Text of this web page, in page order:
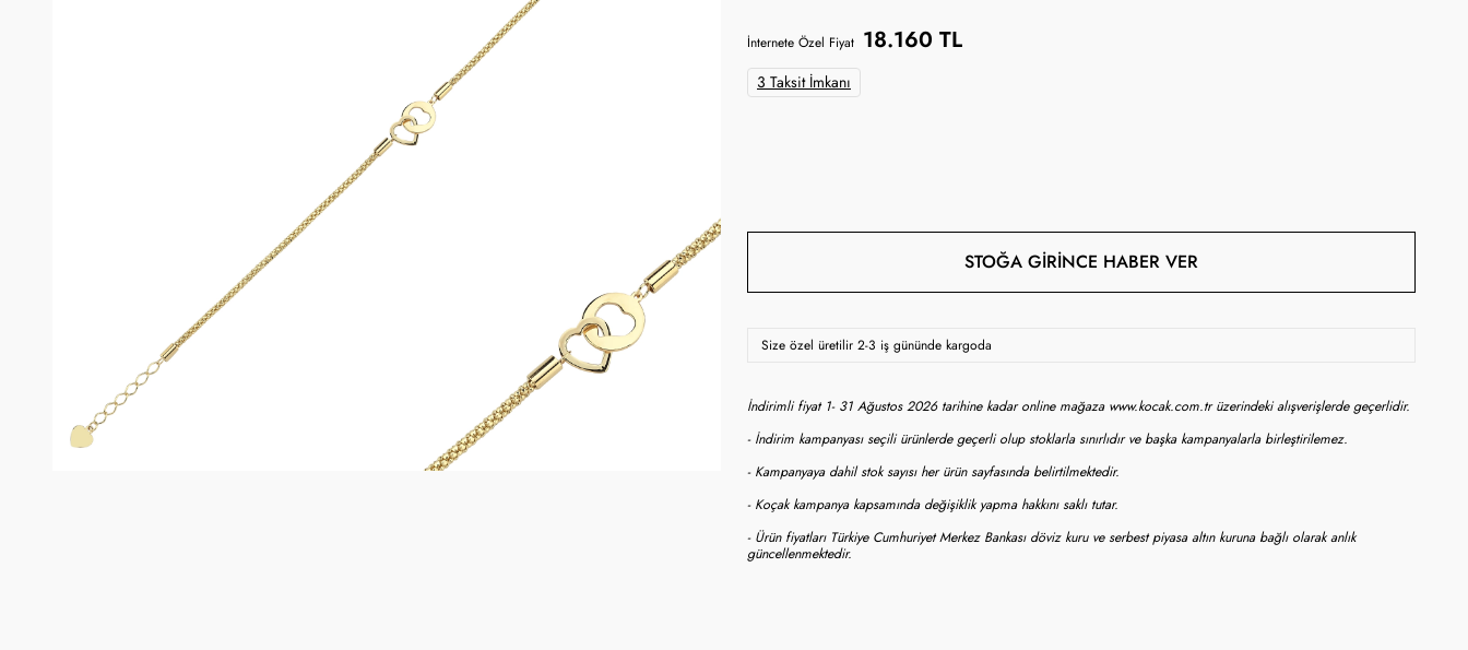
İnternete Özel Fiyat 18.160 TL
3 Taksit İmkanı
STOĞA GIRINCE HABER VER
Size özel üretilir 2-3 iş gününde kargoda
İndirimli fiyat 1- 31 Ağustos 2026 tarihine kadar online mağaza www.kocak.com.tr üzerindeki alışverişlerde geçerlidir.
- İndirim kampanyası seçili ürünlerde geçerli olup stoklarla sınırlıdır ve başka kampanyalarla birleştirilemez.
- Kampanyaya dahil stok sayısı her ürün sayfasında belirtilmektedir.
- Koçak kampanya kapsamında değişiklik yapma hakkını saklı tutar.
- Ürün fiyatları Türkiye Cumhuriyet Merkez Bankası döviz kuru ve serbest piyasa altın kuruna bağlı olarak anlık
güncellenmektedir.